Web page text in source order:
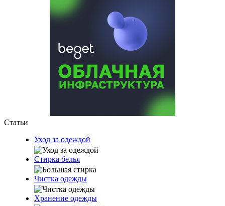
Статьи
Уход за одеждой
Стирка белья
Чистка одежды
Хранение одежды